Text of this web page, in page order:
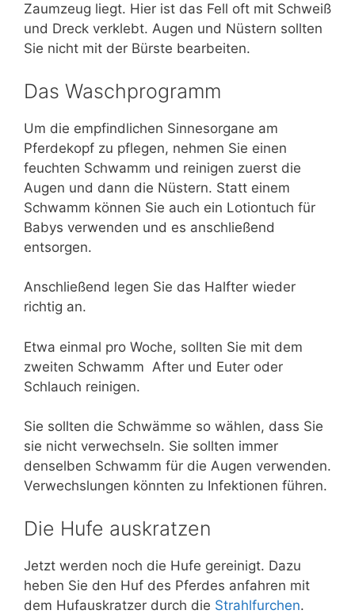
Zaumzeug liegt. Hier ist das Fell oft mit Schweiß
und Dreck verklebt. Augen und Nüstern sollten
Sie nicht mit der Bürste bearbeiten.
Das Waschprogramm
Um die empfindlichen Sinnesorgane am
Pferdekopf zu pflegen, nehmen Sie einen
feuchten Schwamm und reinigen zuerst die
Augen und dann die Nüstern. Statt einem
Schwamm können Sie auch ein Lotiontuch für
Babys verwenden und es anschließend
entsorgen.
Anschließend legen Sie das Halfter wieder
richtig an.
Etwa einmal pro Woche, sollten Sie mit dem
zweiten Schwamm After und Euter oder
Schlauch reinigen.
Sie sollten die Schwämme so wählen, dass Sie
sie nicht verwechseln. Sie sollten immer
denselben Schwamm für die Augen verwenden.
Verwechslungen könnten zu Infektionen führen.
Die Hufe auskratzen
Jetzt werden noch die Hufe gereinigt. Dazu
heben Sie den Huf des Pferdes anfahren mit
dem Hufauskratzer durch die Strahlfurchen.